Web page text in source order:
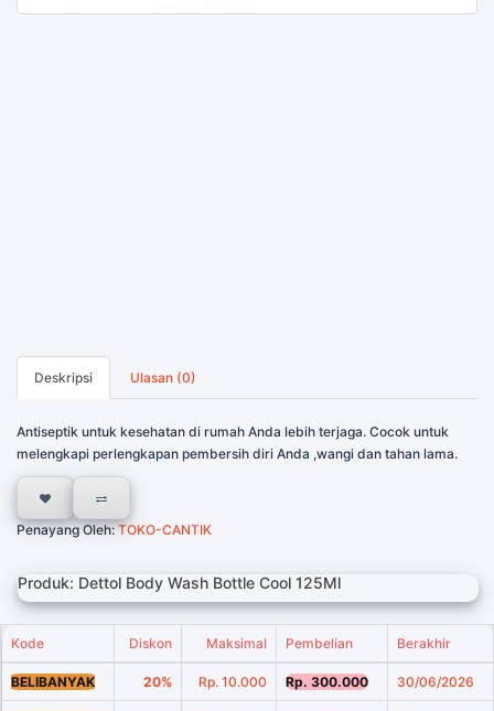
Deskripsi Ulasan (0)
Antiseptik untuk kesehatan di rumah Anda lebih terjaga. Cocok untuk
melengkapi perlengkapan pembersih diri Anda ,wangi dan tahan lama.
Penayang Oleh:TOKO-CANTIK
Produk: Dettol Body Wash Bottle Cool 125Ml
Kode Diskon Maksimal Pembelian Berakhir
BELIBANYAK 20% Rp. 10.000 Rp. 300.000 30/06/2026